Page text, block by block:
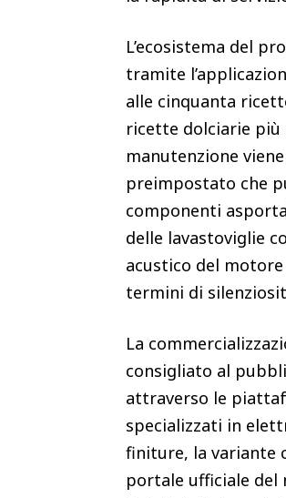
L’ecosistema del
tramite
alle cinquanta
ricette dolciarie più
manutenzione
preimpostato che
componenti
delle lavastoviglie
acustico del
termini di
La
consigliato al
attraverso le
specializzati in
finiture, la variante
portale ufficiale del